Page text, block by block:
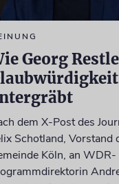
Georg
dem X-Post des
Schotland, Vorstand
Köln, an WDR-